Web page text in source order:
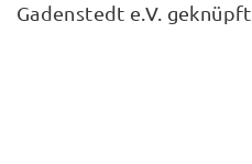
Gadenstedt e.V. geknüpft.